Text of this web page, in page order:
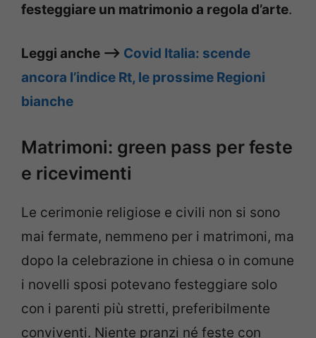
festeggiare un matrimonio a regola d’arte.
Leggi anche –> Covid Italia: scende
ancora l’indice Rt, le prossime Regioni
bianche
Matrimoni: green pass per feste
e ricevimenti
Le cerimonie religiose e civili non si sono
mai fermate, nemmeno per i matrimoni, ma
dopo la celebrazione in chiesa o in comune
i novelli sposi potevano festeggiare solo
con i parenti più stretti, preferibilmente
conviventi. Niente pranzi né feste con